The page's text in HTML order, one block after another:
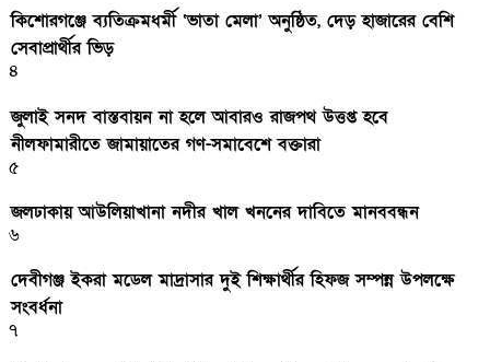
কিশোরগঞ্জে ব্যতিক্রমধর্মী ‘ভাতা মেলা’ অনুষ্ঠিত, দেড় হাজারের বেশি
সেবাপ্রার্থীর ভিড়
৪
জুলাই সনদ বাস্তবায়ন না হলে আবারও রাজপথ উত্তপ্ত হবে
নীলফামারীতে জামায়াতের গণ-সমাবেশে বক্তারা
৫
জলঢাকায় আউলিয়াখানা নদীর খাল খননের দাবিতে মানববন্ধন
৬
দেবীগঞ্জ ইকরা মডেল মাদ্রাসার দুই শিক্ষার্থীর হিফজ সম্পন্ন উপলক্ষে
সংবর্ধনা
৭